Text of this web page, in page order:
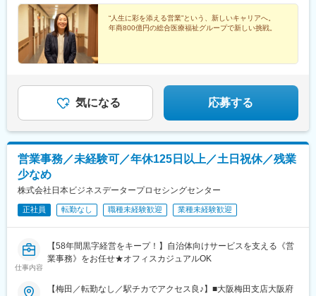
を支える役割を担います。
・低周波治療器
電気刺激を用いて筋肉のこりや痛みの緩和をサポートする機器。
整形外科や接骨院など幅広い施設で使用されています。
・ウォーターマッサージベッド
になるだけで施術でき、リラクゼーションやリハビリの補助とし
て導入されています。
・牽引治療器
首や腰をやさしく引っ張ることで負担を軽減し、姿勢改善や痛み
の緩和を目的に使われる機器。整形外科領域での導入が多い製品
です。
変更の範囲：会社の定める業務
分■ホスピタルメント白金白金高輪駅 徒歩4分広尾駅 徒歩15分■ホ
スピタルメント青山表参道駅 徒歩7分■ホスピタルメント代々木上
原代々木上原駅 徒歩5分■ホスピタルメント芦屋 ※送迎あり朝日
ヶ丘バス停 徒歩1分 ■ホスピタルメント甲東園 ※送迎あり甲東
園駅 徒歩15分※屋内全面禁煙※住所は下記『勤務地一覧』をご確認
5,250円（20時間分）《 兵庫 》■一般職：月給25万1500円～37万
7000円固定残業代：3万3,000円～4万9,000円 （20時間分）■統括
（マネジメント）：月給 37万7000円～44万円固定残業代：4万
9,000円～5万7,000円（20時間分）※すべての月給に月20時間分の
固定残業代を含み、超過分は追加で支給します。※いずれも経験・
度を導入しています。個人の契約数のラインを設け、ラインを超
えた分1件ごとにインセンティブを支給しています。※状況を見な
がら本採用される可能性あり
“人生に彩を添える営業”という、新しいキャリアへ。
年商800億円の総合医療福祉グループで新しい挑戦。
気になる 応募する
営業事務／未経験可／年休125日以上／土日祝休／残業
少なめ
株式会社日本ビジネスデータープロセシングセンター
正社員 転勤なし 職種未経験歓迎 業種未経験歓迎
仕事内容
【58年間黒字経営をキープ！】自治体向けサービスを支える《営
業事務》をお任せ★オフィスカジュアルOK
【梅田／転勤なし／駅チカでアクセス良♪】■大阪梅田支店大阪府